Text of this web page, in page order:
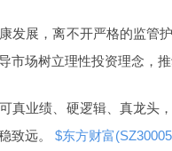
发展，离不开严格的监管
市场树立理性投资理念，
真业绩、硬逻辑、真龙头
致远。
$东方财富